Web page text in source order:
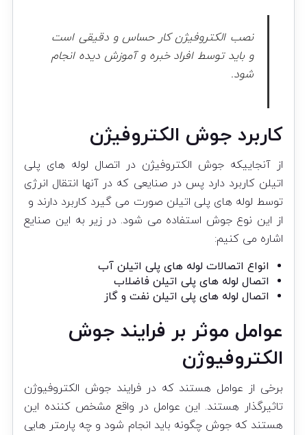
نصب الکتروفیژن کار حساس و دقیقی است
و باید توسط افراد خبره و آموزش دیده انجام
شود.
کاربرد جوش الکتروفیژن
از آنجاییکه جوش الکتروفیژن در اتصال لوله های پلی
اتیلن کاربرد دارد پس در صنایعی که در آنها انتقال انرژی
توسط لوله های پلی اتیلن صورت می گیرد کاربرد دارند و
از این نوع جوش استفاده می شود. در زیر به این صنایع
اشاره می کنیم:
انواع اتصالات لوله های پلی اتیلن آب
اتصال لوله های پلی اتیلن فاضلاب
اتصال لوله های پلی اتیلن نفت و گاز
عوامل موثر بر فرایند جوش
الکتروفیوژن
برخی از عوامل هستند که در فرایند جوش الکتروفیوژن
تاثیرگذار هستند. این عوامل در واقع مشخص کننده این
هستند که جوش چگونه باید انجام شود و چه پارمتر هایی